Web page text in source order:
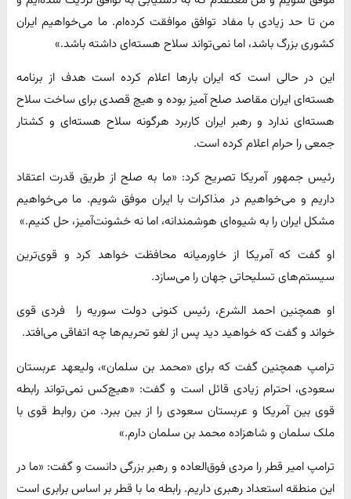
من تا حد زیادی با مفاد توافق موافقت کرده‌ام. ما می‌خواهیم ایران
کشوری بزرگ باشد، اما نمی‌تواند سلاح هسته‌ای داشته باشد.»
این در حالی است که ایران بارها اعلام کرده است هدف از برنامه
هسته‌ای ایران مقاصد صلح آمیز بوده و هیچ قصدی برای ساخت سلاح
هسته‌ای ندارد و رهبر ایران کاربرد هرگونه سلاح هسته‌ای و کشتار
جمعی را حرام اعلام کرده است.
رئیس جمهور آمریکا تصریح کرد: «ما به صلح از طریق قدرت اعتقاد
داریم و می‌خواهیم در مذاکرات با ایران موفق شویم. ما می‌خواهیم
مشکل ایران را به شیوه‌ای هوشمندانه، اما نه خشونت‌آمیز، حل کنیم.»
او گفت که آمریکا از خاورمیانه محافظت خواهد کرد و قوی‌ترین
سیستم‌های تسلیحاتی جهان را می‌سازد.
او همچنین احمد الشرع، رئیس کنونی دولت سوریه را فردی قوی
خواند و گفت که خواهید دید پس از لغو تحریم‌ها چه اتفاقی می‌افتد.
ترامپ همچنین گفت که برای «محمد بن سلمان»، ولیعهد عربستان
سعودی، احترام زیادی قائل است و گفت: «هیچ‌کس نمی‌تواند رابطه
قوی بین آمریکا و عربستان سعودی را از بین ببرد. من روابط قوی با
ملک سلمان و شاهزاده محمد بن سلمان دارم.»
ترامپ امیر قطر را مردی فوق‌العاده و رهبر بزرگی دانست و گفت: «ما در
این منطقه استعداد رهبری داریم. رابطه ما با قطر بر اساس برابری است